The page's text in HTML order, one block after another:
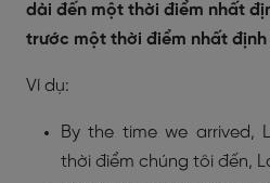
dài đến một thời điểm nhất
trước một thời điểm nhất
Ví dụ:
By the time we arrived,
thời điểm chúng tôi đến,